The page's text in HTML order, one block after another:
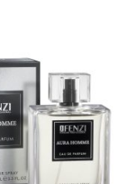
EDP women 100ml-
Humbert – God of
EDP women 100ml-
– P1019